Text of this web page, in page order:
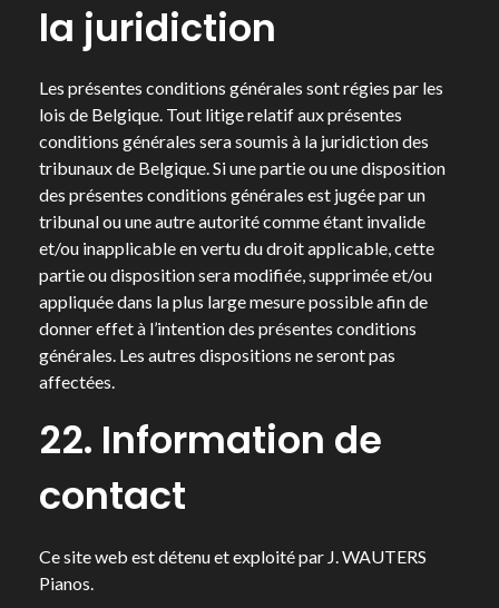
la juridiction
Les présentes conditions générales sont régies par les
lois de Belgique. Tout litige relatif aux présentes
conditions générales sera soumis à la juridiction des
tribunaux de Belgique. Si une partie ou une disposition
des présentes conditions générales est jugée par un
tribunal ou une autre autorité comme étant invalide
et/ou inapplicable en vertu du droit applicable, cette
partie ou disposition sera modifiée, supprimée et/ou
appliquée dans la plus large mesure possible afin de
donner effet à l’intention des présentes conditions
générales. Les autres dispositions ne seront pas
affectées.
22. Information de
contact
Ce site web est détenu et exploité par J. WAUTERS
Pianos.